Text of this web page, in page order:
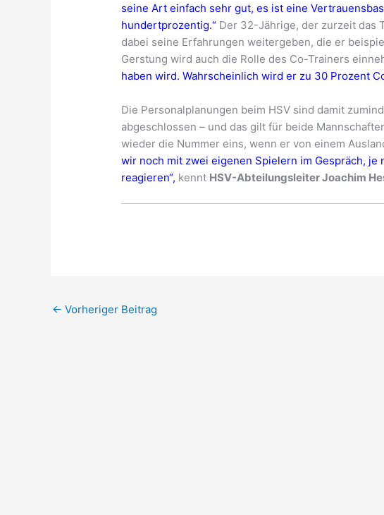
seine Art einfach sehr gut, es ist eine
hundertprozentig.“ Der 32-Jährige, der zurzeit das
dabei seine Erfahrungen weitergeben, die er
Gerstung wird auch die Rolle des Co-Trainers
haben wird. Wahrscheinlich wird er zu 30 Prozent
Die Personalplanungen beim HSV sind damit
abgeschlossen – und das gilt für beide
wieder die Nummer eins, wenn er von einem
wir noch mit zwei eigenen Spielern im Gespräch,
reagieren“, kennt HSV-Abteilungsleiter Joachim
← Vorheriger Beitrag